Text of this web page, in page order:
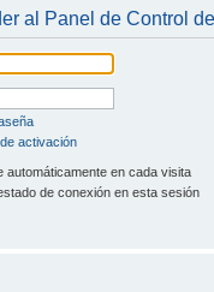
al Panel de Control
activación
automáticamente en cada visita
de conexión en esta sesión